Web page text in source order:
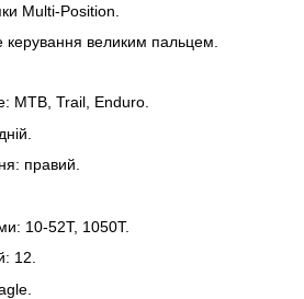
Multi-Position.
керування великим пальцем.
MTB, Trail, Enduro.
правий.
10-52T, 1050T.
12.